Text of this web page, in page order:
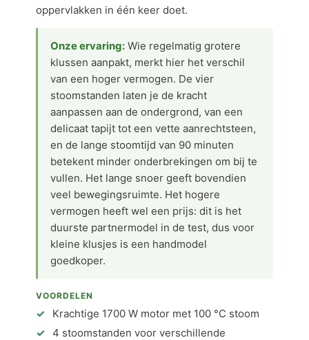
oppervlakken in één keer doet.
Onze ervaring: Wie regelmatig grotere
klussen aanpakt, merkt hier het verschil
van een hoger vermogen. De vier
stoomstanden laten je de kracht
aanpassen aan de ondergrond, van een
delicaat tapijt tot een vette aanrechtsteen,
en de lange stoomtijd van 90 minuten
betekent minder onderbrekingen om bij te
vullen. Het lange snoer geeft bovendien
veel bewegingsruimte. Het hogere
vermogen heeft wel een prijs: dit is het
duurste partnermodel in de test, dus voor
kleine klusjes is een handmodel
goedkoper.
VOORDELEN
Krachtige 1700 W motor met 100 °C stoom
4 stoomstanden voor verschillende